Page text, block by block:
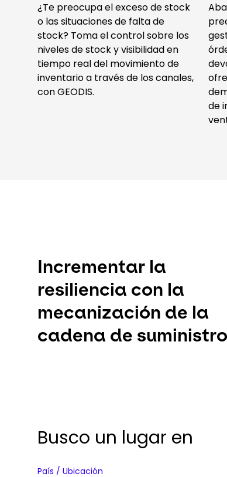
¿Te preocupa el exceso de stock
o las situaciones de falta de
stock? Toma el control sobre los
niveles de stock y visibilidad en
tiempo real del movimiento de
inventario a través de los canales,
con GEODIS.
de
Incrementar la
resiliencia con la
mecanización de la
cadena de suministro
Busco un lugar en
País / Ubicación